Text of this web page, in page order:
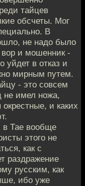
тайцев
обсчеты. Мог
В
не надо было
вор и мошенник -
уйдет в отказ и
мирным путем.
- это совсем
не имел ножа,
и каких
Тае вообще
этого не
как с
раздражение
русским, как
ибо уже